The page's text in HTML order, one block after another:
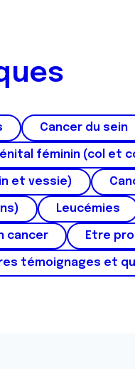
Cancer du sein
féminin (col et
et vessie)
Leucémies
cancer Etre
témoignages et